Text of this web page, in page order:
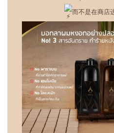
而不是在商店